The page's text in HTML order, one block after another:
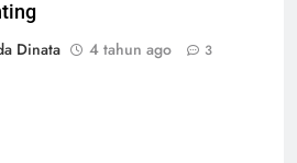
Dinata
4 tahun ago 3